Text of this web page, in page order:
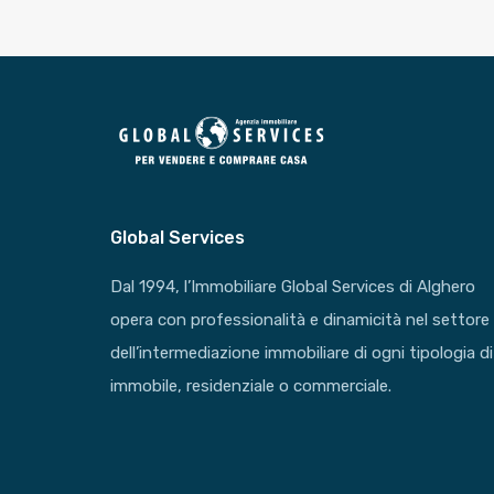
Global Services
Dal 1994, l’Immobiliare Global Services di Alghero
opera con professionalità e dinamicità nel settore
dell’intermediazione immobiliare di ogni tipologia di
immobile, residenziale o commerciale.